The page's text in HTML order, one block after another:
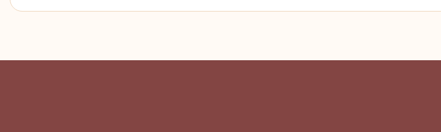
Bu ürüne ilk yorumu siz
Ürün hakkında henüz soru